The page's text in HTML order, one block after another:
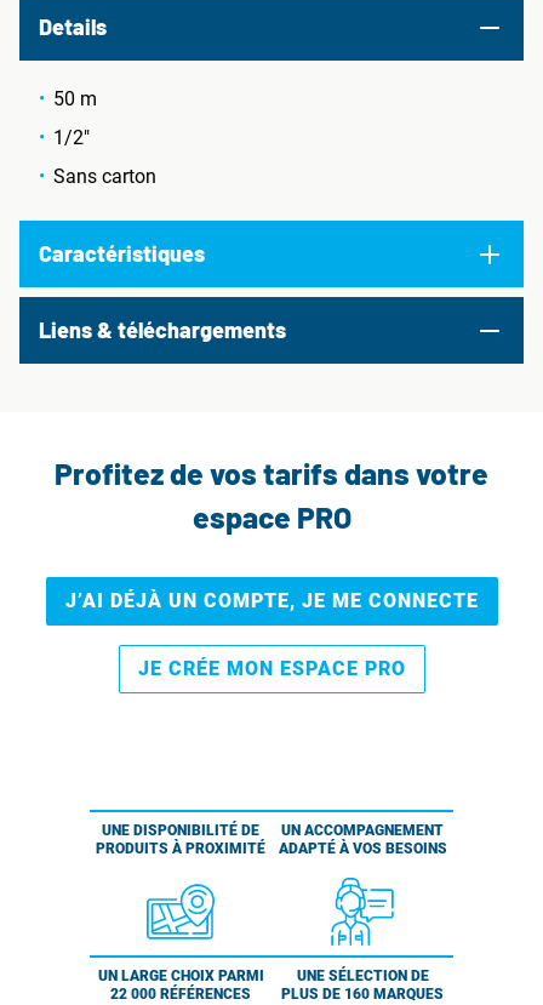
Details
50 m
1/2"
Sans carton
Caractéristiques
Liens & téléchargements
Profitez de vos tarifs dans votre
espace PRO
J’AI DÉJÀ UN COMPTE, JE ME CONNECTE
JE CRÉE MON ESPACE PRO
UNE DISPONIBILITÉ DE
PRODUITS À PROXIMITÉ
UN ACCOMPAGNEMENT
ADAPTÉ À VOS BESOINS
UN LARGE CHOIX PARMI
22 000 RÉFÉRENCES
UNE SÉLECTION DE
PLUS DE 160 MARQUES